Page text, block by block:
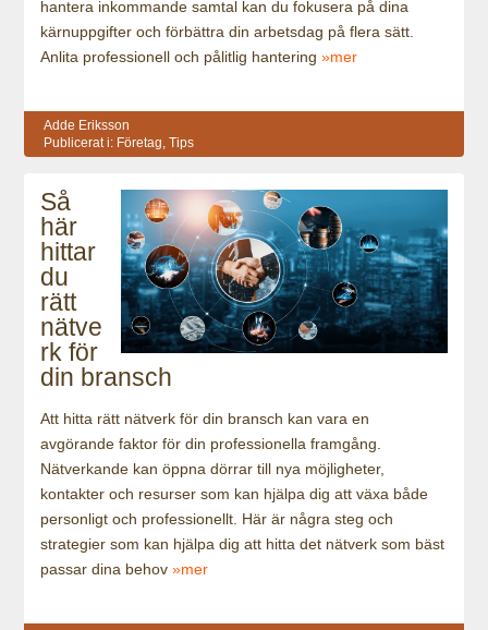
hantera inkommande samtal kan du fokusera på dina
kärnuppgifter och förbättra din arbetsdag på flera sätt.
Anlita professionell och pålitlig hantering»mer
Adde Eriksson
Publicerat i: Företag ,Tips
Så
här
hittar
du
rätt
nätve
rk för
din bransch
Att hitta rätt nätverk för din bransch kan vara en
avgörande faktor för din professionella framgång.
Nätverkande kan öppna dörrar till nya möjligheter,
kontakter och resurser som kan hjälpa dig att växa både
personligt och professionellt. Här är några steg och
strategier som kan hjälpa dig att hitta det nätverk som bäst
passar dina behov»mer